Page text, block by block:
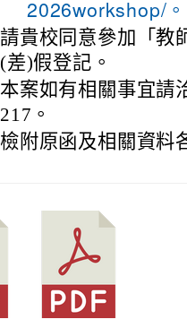
2026workshop/。
請貴校同意參加「教
(差)假登記。
本案如有相關事宜請
217。
檢附原函及相關資料